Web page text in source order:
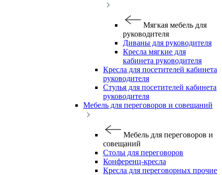
Мягкая мебель для
руководителя
Диваны для руководителя
Кресла мягкие для
кабинета руководителя
Кресла для посетителей кабинета
руководителя
Стулья для посетителей кабинета
руководителя
Мебель для переговоров и совещаний
Мебель для переговоров и
совещаний
Столы для переговоров
Конференц-кресла
Кресла для переговорных прочие